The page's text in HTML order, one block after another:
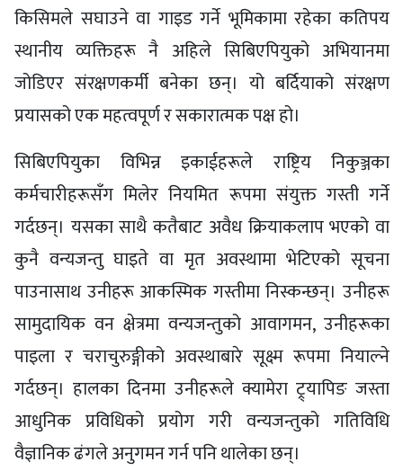
किसिमले सघाउने वा गाइड गर्ने भूमिकामा रहेका कतिपय
स्थानीय व्यक्तिहरू नै अहिले सिबिएपियुको अभियानमा
जोडिएर संरक्षणकर्मी बनेका छन्। यो बर्दियाको संरक्षण
प्रयासको एक महत्वपूर्ण र सकारात्मक पक्ष हो।
सिबिएपियुका विभिन्न इकाईहरूले राष्ट्रिय निकुञ्जका
कर्मचारीहरूसँग मिलेर नियमित रूपमा संयुक्त गस्ती गर्ने
गर्दछन्। यसका साथै कतैबाट अवैध क्रियाकलाप भएको वा
कुनै वन्यजन्तु घाइते वा मृत अवस्थामा भेटिएको सूचना
पाउनासाथ उनीहरू आकस्मिक गस्तीमा निस्कन्छन्। उनीहरू
सामुदायिक वन क्षेत्रमा वन्यजन्तुको आवागमन, उनीहरूका
पाइला र चराचुरुङ्गीको अवस्थाबारे सूक्ष्म रूपमा नियाल्ने
गर्दछन्। हालका दिनमा उनीहरूले क्यामेरा ट्र्यापिङ जस्ता
आधुनिक प्रविधिको प्रयोग गरी वन्यजन्तुको गतिविधि
वैज्ञानिक ढंगले अनुगमन गर्न पनि थालेका छन्।